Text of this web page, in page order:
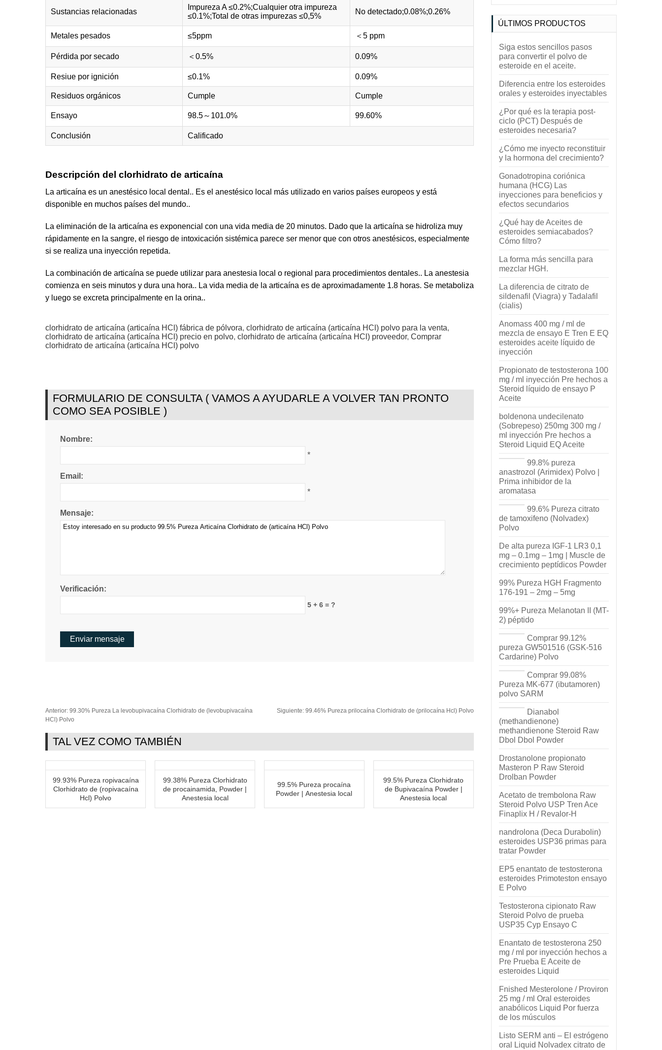
Sustancias relacionadas
Impureza A ≤0.2%;Cualquier otra impureza
≤0.1%;Total de otras impurezas ≤0,5%
No detectado;0.08%;0.26%
Metales pesados ≤5ppm ＜5 ppm
Pérdida por secado ＜0.5% 0.09%
Resiue por ignición ≤0.1% 0.09%
Residuos orgánicos Cumple Cumple
Ensayo 98.5～101.0% 99.60%
Conclusión Calificado
Descripción del clorhidrato de articaína
La articaína es un anestésico local dental.. Es el anestésico local más utilizado en varios países europeos y está
disponible en muchos países del mundo..
La eliminación de la articaína es exponencial con una vida media de 20 minutos. Dado que la articaína se hidroliza muy
rápidamente en la sangre, el riesgo de intoxicación sistémica parece ser menor que con otros anestésicos, especialmente
si se realiza una inyección repetida.
La combinación de articaína se puede utilizar para anestesia local o regional para procedimientos dentales.. La anestesia
comienza en seis minutos y dura una hora.. La vida media de la articaína es de aproximadamente 1.8 horas. Se metaboliza
y luego se excreta principalmente en la orina..
clorhidrato de articaína (articaína HCl) fábrica de pólvora, clorhidrato de articaína (articaína HCl) polvo para la venta,
clorhidrato de articaína (articaína HCl) precio en polvo, clorhidrato de articaína (articaína HCl) proveedor, Comprar
clorhidrato de articaína (articaína HCl) polvo
FORMULARIO DE CONSULTA ( VAMOS A AYUDARLE A VOLVER TAN PRONTO
COMO SEA POSIBLE )
Nombre:
*
Email:
*
Mensaje:
Verificación:
5 + 6 = ?
Anterior: 99.30% Pureza La levobupivacaína Clorhidrato de (levobupivacaína
HCl) Polvo
Siguiente: 99.46% Pureza prilocaína Clorhidrato de (prilocaína Hcl) Polvo
TAL VEZ COMO TAMBIÉN
99.93% Pureza ropivacaína
Clorhidrato de (ropivacaína
Hcl) Polvo
99.38% Pureza Clorhidrato
de procainamida, Powder |
Anestesia local
99.5% Pureza procaína
Powder | Anestesia local
99.5% Pureza Clorhidrato
de Bupivacaína Powder |
Anestesia local
ÚLTIMOS PRODUCTOS
Siga estos sencillos pasos
para convertir el polvo de
esteroide en el aceite.
Diferencia entre los esteroides
orales y esteroides inyectables
¿Por qué es la terapia post-
ciclo (PCT) Después de
esteroides necesaria?
¿Cómo me inyecto reconstituir
y la hormona del crecimiento?
Gonadotropina coriónica
humana (HCG) Las
inyecciones para beneficios y
efectos secundarios
¿Qué hay de Aceites de
esteroides semiacabados?
Cómo filtro?
La forma más sencilla para
mezclar HGH.
La diferencia de citrato de
sildenafil (Viagra) y Tadalafil
(cialis)
Anomass 400 mg / ml de
mezcla de ensayo E Tren E EQ
esteroides aceite líquido de
inyección
Propionato de testosterona 100
mg / ml inyección Pre hechos a
Steroid líquido de ensayo P
Aceite
boldenona undecilenato
(Sobrepeso) 250mg 300 mg /
ml inyección Pre hechos a
Steroid Liquid EQ Aceite
99.8% pureza
anastrozol (Arimidex) Polvo |
Prima inhibidor de la
aromatasa
99.6% Pureza citrato
de tamoxifeno (Nolvadex)
Polvo
De alta pureza IGF-1 LR3 0,1
mg – 0.1mg – 1mg | Muscle de
crecimiento peptídicos Powder
99% Pureza HGH Fragmento
176-191 – 2mg – 5mg
99%+ Pureza Melanotan II (MT-
2) péptido
Comprar 99.12%
pureza GW501516 (GSK-516
Cardarine) Polvo
Comprar 99.08%
Pureza MK-677 (ibutamoren)
polvo SARM
Dianabol
(methandienone)
methandienone Steroid Raw
Dbol Dbol Powder
Drostanolone propionato
Masteron P Raw Steroid
Drolban Powder
Acetato de trembolona Raw
Steroid Polvo USP Tren Ace
Finaplix H / Revalor-H
nandrolona (Deca Durabolin)
esteroides USP36 primas para
tratar Powder
EP5 enantato de testosterona
esteroides Primoteston ensayo
E Polvo
Testosterona cipionato Raw
Steroid Polvo de prueba
USP35 Cyp Ensayo C
Enantato de testosterona 250
mg / ml por inyección hechos a
Pre Prueba E Aceite de
esteroides Liquid
Fnished Mesterolone / Proviron
25 mg / ml Oral esteroides
anabólicos Liquid Por fuerza
de los músculos
Listo SERM anti – El estrógeno
oral Liquid Nolvadex citrato de